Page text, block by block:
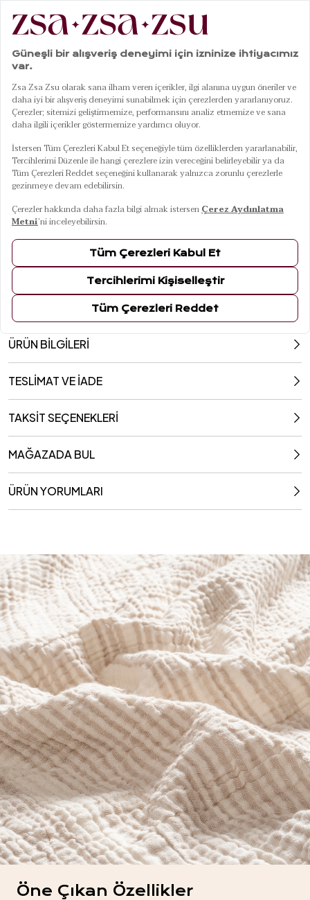
Anasayfa|Banyo Havlu|Peştamal|Baklan Natural Peştamal 90x170 Cm
Baklan Natural Peştamal 90x170 Cm
Renk
Ebat / Kapasite
90x170 Cm
ÜRÜN BİLGİLERİ
TESLİMAT VE İADE
TAKSİT SEÇENEKLERİ
MAĞAZADA BUL
ÜRÜN YORUMLARI
Öne Çıkan Özellikler